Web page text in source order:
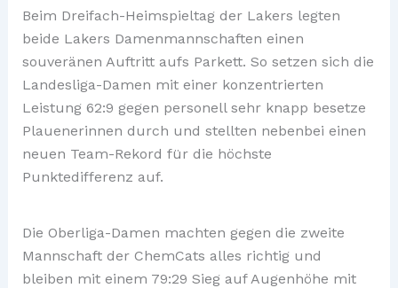
Beim Dreifach-Heimspieltag der Lakers legten
beide Lakers Damenmannschaften einen
souveränen Auftritt aufs Parkett. So setzen sich die
Landesliga-Damen mit einer konzentrierten
Leistung 62:9 gegen personell sehr knapp besetze
Plauenerinnen durch und stellten nebenbei einen
neuen Team-Rekord für die höchste
Punktedifferenz auf.
Die Oberliga-Damen machten gegen die zweite
Mannschaft der ChemCats alles richtig und
bleiben mit einem 79:29 Sieg auf Augenhöhe mit